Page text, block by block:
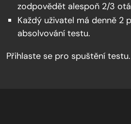
zodpovědět alespoň 2/3
Každý uživatel má denně 2
absolvování testu.
Přihlaste se pro spuštění testu.